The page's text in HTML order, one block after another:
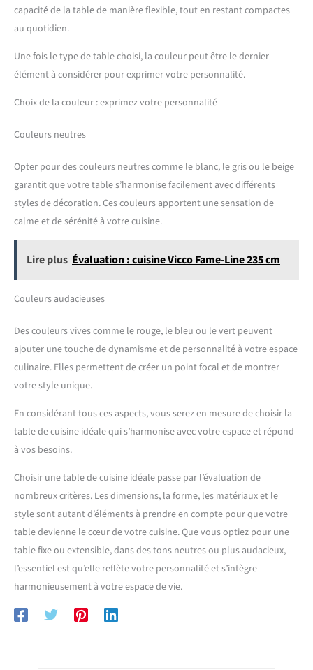
capacité de la table de manière flexible, tout en restant compactes
au quotidien.
Une fois le type de table choisi, la couleur peut être le dernier
élément à considérer pour exprimer votre personnalité.
Choix de la couleur : exprimez votre personnalité
Couleurs neutres
Opter pour des couleurs neutres comme le blanc, le gris ou le beige
garantit que votre table s’harmonise facilement avec différents
styles de décoration. Ces couleurs apportent une sensation de
calme et de sérénité à votre cuisine.
Lire plus Évaluation : cuisine Vicco Fame-Line 235 cm
Couleurs audacieuses
Des couleurs vives comme le rouge, le bleu ou le vert peuvent
ajouter une touche de dynamisme et de personnalité à votre espace
culinaire. Elles permettent de créer un point focal et de montrer
votre style unique.
En considérant tous ces aspects, vous serez en mesure de choisir la
table de cuisine idéale qui s’harmonise avec votre espace et répond
à vos besoins.
Choisir une table de cuisine idéale passe par l’évaluation de
nombreux critères. Les dimensions, la forme, les matériaux et le
style sont autant d’éléments à prendre en compte pour que votre
table devienne le cœur de votre cuisine. Que vous optiez pour une
table fixe ou extensible, dans des tons neutres ou plus audacieux,
l’essentiel est qu’elle reflète votre personnalité et s’intègre
harmonieusement à votre espace de vie.